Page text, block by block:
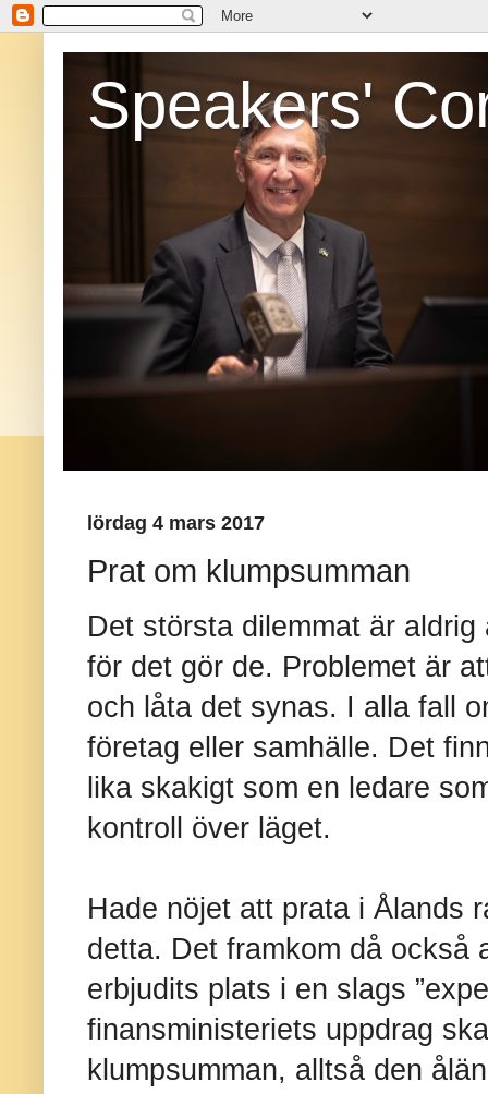
Speakers'
lördag 4 mars 2017
Prat om klumpsumman
Det största dilemmat är
för det gör de. Problemet är
och låta det synas. I alla fall
företag eller samhälle. Det
lika skakigt som en ledare
kontroll över läget.
Hade nöjet att prata i Ålands
detta. Det framkom då också
erbjudits plats i en slags
finansministeriets uppdrag
klumpsumman, alltså den